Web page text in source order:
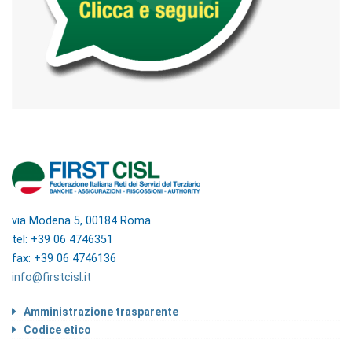
via Modena 5, 00184 Roma
tel: +39 06 4746351
fax: +39 06 4746136
info@firstcisl.it
Amministrazione trasparente
Codice etico